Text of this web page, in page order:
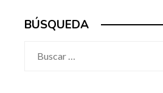
BÚSQUEDA